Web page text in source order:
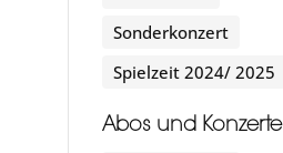
Sonderkonzert
Spielzeit 2024/ 2025
Abos und Konzerte